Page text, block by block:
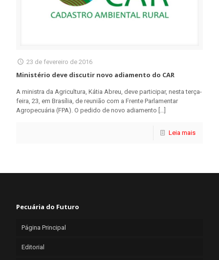
23 de fevereiro de 2016
Ministério deve discutir novo adiamento do CAR
A ministra da Agricultura, Kátia Abreu, deve participar, nesta terça-
feira, 23, em Brasília, de reunião com a Frente Parlamentar
Agropecuária (FPA). O pedido de novo adiamento
Leia mais
Pecuária do Futuro
Página Principal
Editorial